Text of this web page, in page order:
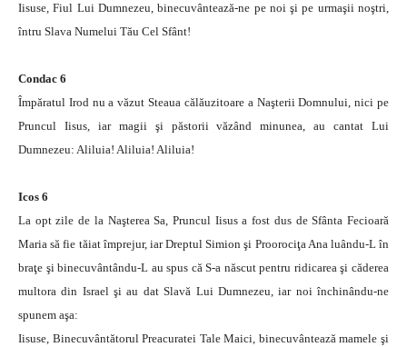
Iisuse, Fiul Lui Dumnezeu, binecuvântează-ne pe noi şi pe urmaşii noştri,
întru Slava Numelui Tău Cel Sfânt!
Condac 6
Împăratul Irod nu a văzut Steaua călăuzitoare a Naşterii Domnului, nici pe
Pruncul Iisus, iar magii şi păstorii văzând minunea, au cantat Lui
Dumnezeu: Aliluia! Aliluia! Aliluia!
Icos 6
La opt zile de la Naşterea Sa, Pruncul Iisus a fost dus de Sfânta Fecioară
Maria să fie tăiat împrejur, iar Dreptul Simion şi Proorociţa Ana luându-L în
braţe şi binecuvântându-L au spus că S-a născut pentru ridicarea şi căderea
multora din Israel şi au dat Slavă Lui Dumnezeu, iar noi închinându-ne
spunem aşa:
Iisuse, Binecuvântătorul Preacuratei Tale Maici, binecuvântează mamele şi